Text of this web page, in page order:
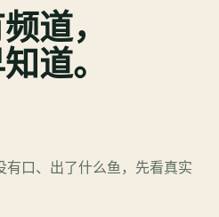
道，
道。
有口、出了什么鱼，先看真实